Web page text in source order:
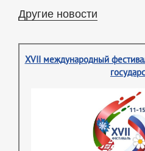
Другие новости
XVII международный